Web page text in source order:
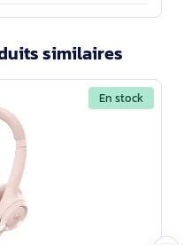
similaires
En stock